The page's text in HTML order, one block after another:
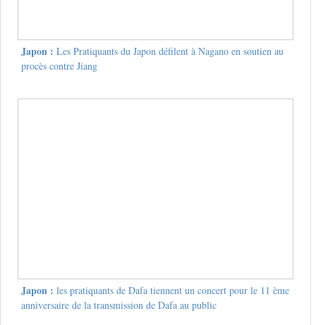
Japon : Les Pratiquants du Japon défilent à Nagano en soutien au
procès contre Jiang
Japon : les pratiquants de Dafa tiennent un concert pour le 11 ème
anniversaire de la transmission de Dafa au public